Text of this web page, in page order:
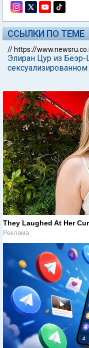
ССЫЛКИ ПО ТЕМЕ
// https://
Элиран Цур из
They Laughed At Her
Реклама